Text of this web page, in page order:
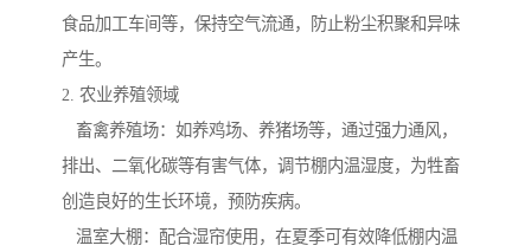
食品加工车间等，保持空气流通，防止粉尘积聚和异味
产生。
2. 农业养殖领域
畜禽养殖场：如养鸡场、养猪场等，通过强力通风，
排出、二氧化碳等有害气体，调节棚内温湿度，为牲畜
创造良好的生长环境，预防疾病。
温室大棚：配合湿帘使用，在夏季可有效降低棚内温